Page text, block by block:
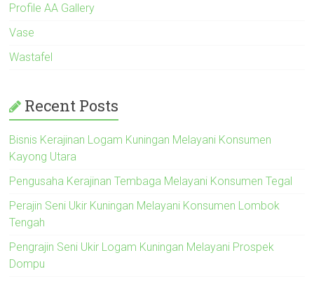
Profile AA Gallery
Vase
Wastafel
Recent Posts
Bisnis Kerajinan Logam Kuningan Melayani Konsumen
Kayong Utara
Pengusaha Kerajinan Tembaga Melayani Konsumen Tegal
Perajin Seni Ukir Kuningan Melayani Konsumen Lombok
Tengah
Pengrajin Seni Ukir Logam Kuningan Melayani Prospek
Dompu